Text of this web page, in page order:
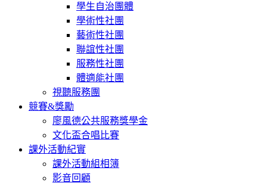
學生自治團體
學術性社團
藝術性社團
聯誼性社團
服務性社團
體適能社團
視聽服務團
競賽&獎勵
廖風德公共服務獎學金
文化盃合唱比賽
課外活動紀實
課外活動組相簿
影音回顧